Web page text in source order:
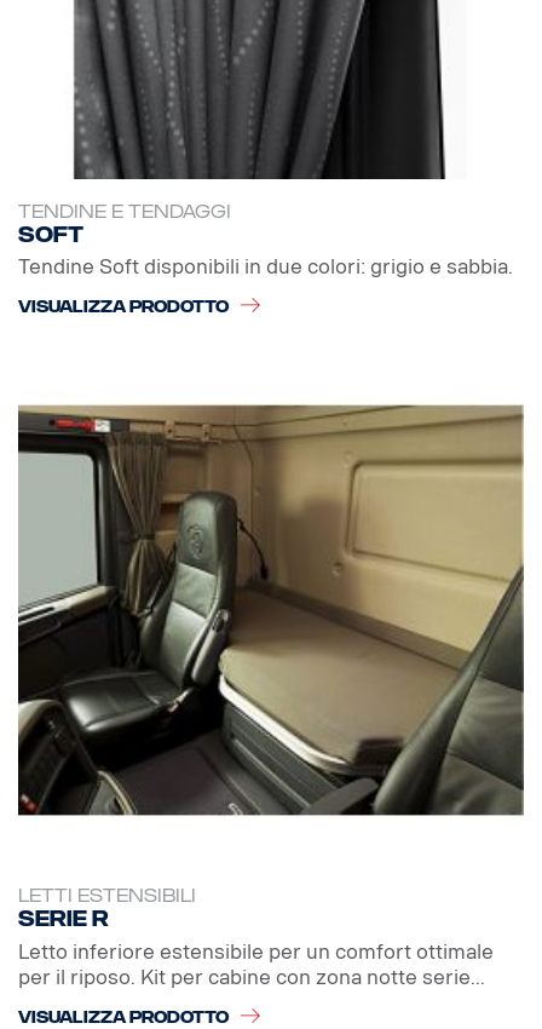
TENDINE E TENDAGGI
Soft
Tendine Soft disponibili in due colori: grigio e sabbia.
VISUALIZZA PRODOTTO
LETTI ESTENSIBILI
Serie R
Letto inferiore estensibile per un comfort ottimale
per il riposo. Kit per cabine con zona notte serie...
VISUALIZZA PRODOTTO